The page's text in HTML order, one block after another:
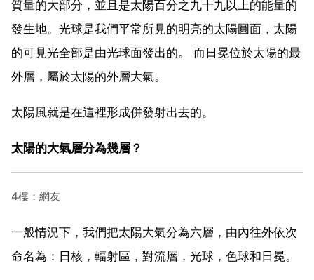
質量的大部分，並且是太陽百分之九十九以上的能量的
發生地。光球是我們平常所見的明亮的太陽圓面，太陽
的可見光全部是由光球面發出的。 而日冕位於太陽的最
外層，屬於太陽的外層大氣。
太陽風就是在這裡形成併發射出去的。
太陽的大氣層分為幾層？
4樓：網友
一般情況下，我們把太陽大氣分為六層，由內往外依次
命名為：日核，輻射區，對流層，光球，色球和日冕。